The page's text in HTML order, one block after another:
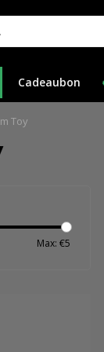
Cadeaubon
de volgende
Toy
Max: €5